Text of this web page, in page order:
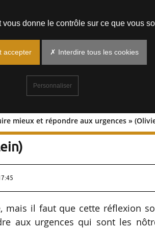
mieux et répondre aux urgences »
construire mieux et
mais il faut que cette réflexion
aux urgences qui sont les
donne le contrôle sur ce que vous
accepter ✗ Interdire tous les cookies
Personnaliser